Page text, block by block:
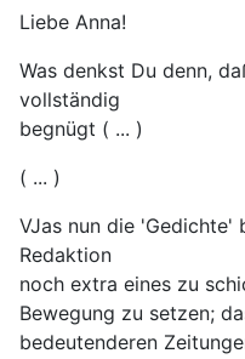
Liebe Anna!
Was denkst Du denn,
vollständig
begnügt ( ... )
( ... )
VJas nun die 'Gedichte'
Redaktion
noch extra eines zu
Bewegung zu setzen;
bedeutenderen